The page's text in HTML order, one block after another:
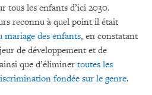
tous les enfants d’ici 2030.
reconnu à quel point il était
des enfants, en constatant
de développement et de
que d’éliminer toutes les
fondée sur le genre.